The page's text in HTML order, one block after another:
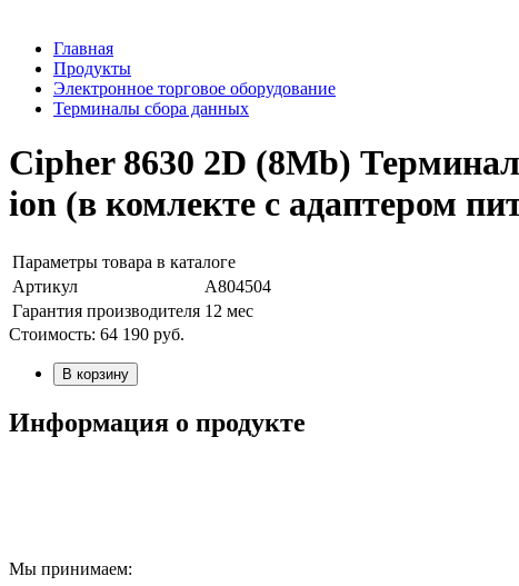
Главная
Продукты
Электронное торговое оборудование
Терминалы сбора данных
Cipher 8630 2D (8Mb)
ion (в комлекте с адаптером
Параметры товара в каталоге
Артикул
А804504
Гарантия производителя 12 мес
Стоимость: 64 190 руб.
В корзину
Информация о продукте
Мы принимаем: